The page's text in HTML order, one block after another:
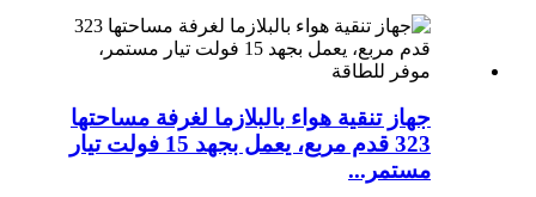
جهاز تنقية هواء بالبلازما لغرفة مساحتها
323 قدم مربع، يعمل بجهد 15 فولت تيار
مستمر...